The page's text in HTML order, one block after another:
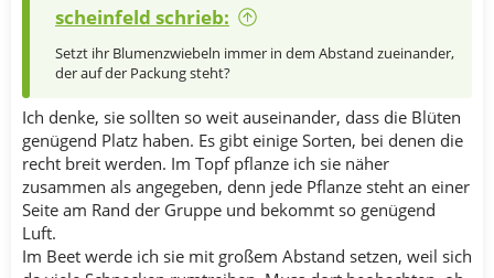
scheinfeld schrieb:
Setzt ihr Blumenzwiebeln immer in dem Abstand zueinander,
der auf der Packung steht?
Ich denke, sie sollten so weit auseinander, dass die Blüten
genügend Platz haben. Es gibt einige Sorten, bei denen die
recht breit werden. Im Topf pflanze ich sie näher
zusammen als angegeben, denn jede Pflanze steht an einer
Seite am Rand der Gruppe und bekommt so genügend
Luft.
Im Beet werde ich sie mit großem Abstand setzen, weil sich